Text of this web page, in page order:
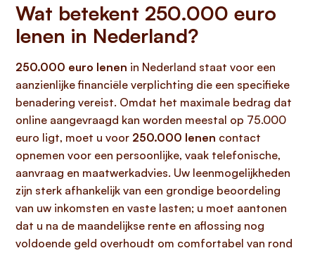
Wat betekent 250.000 euro
lenen in Nederland?
250.000 euro lenen in Nederland staat voor een
aanzienlijke financiële verplichting die een specifieke
benadering vereist. Omdat het maximale bedrag dat
online aangevraagd kan worden meestal op 75.000
euro ligt, moet u voor 250.000 lenen contact
opnemen voor een persoonlijke, vaak telefonische,
aanvraag en maatwerkadvies. Uw leenmogelijkheden
zijn sterk afhankelijk van een grondige beoordeling
van uw inkomsten en vaste lasten; u moet aantonen
dat u na de maandelijkse rente en aflossing nog
voldoende geld overhoudt om comfortabel van rond